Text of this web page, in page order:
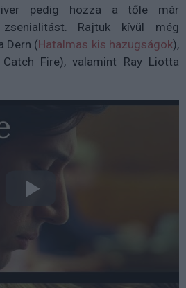
pedig hozza a tőle már
Rajtuk kívül még
Dern (Hatalmas kis hazugságok),
Fire), valamint Ray Liotta